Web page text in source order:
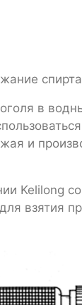
в
и
Kelilong
взятия